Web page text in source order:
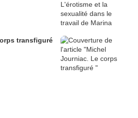
transfiguré